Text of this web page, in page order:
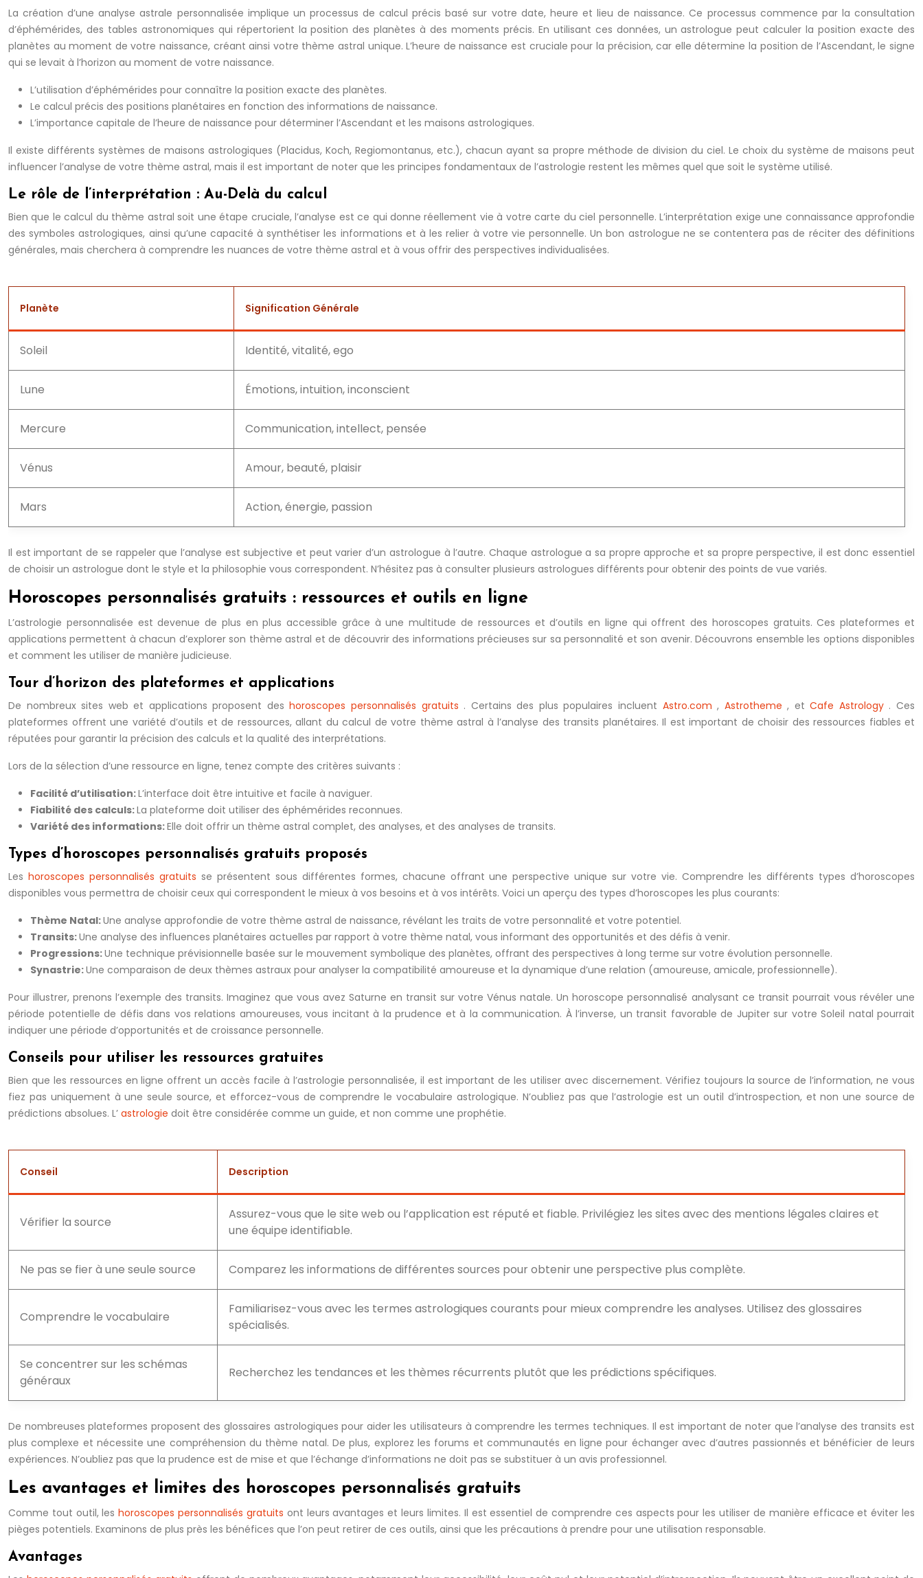
La création d’une analyse astrale personnalisée implique un processus de calcul précis basé sur votre date, heure et lieu de naissance. Ce processus commence par la consultation
d’éphémérides, des tables astronomiques qui répertorient la position des planètes à des moments précis. En utilisant ces données, un astrologue peut calculer la position exacte des
planètes au moment de votre naissance, créant ainsi votre thème astral unique. L’heure de naissance est cruciale pour la précision, car elle détermine la position de l’Ascendant, le signe
qui se levait à l’horizon au moment de votre naissance.
L’utilisation d’éphémérides pour connaître la position exacte des planètes.
Le calcul précis des positions planétaires en fonction des informations de naissance.
L’importance capitale de l’heure de naissance pour déterminer l’Ascendant et les maisons astrologiques.
Il existe différents systèmes de maisons astrologiques (Placidus, Koch, Regiomontanus, etc.), chacun ayant sa propre méthode de division du ciel. Le choix du système de maisons peut
influencer l’analyse de votre thème astral, mais il est important de noter que les principes fondamentaux de l’astrologie restent les mêmes quel que soit le système utilisé.
Le rôle de l’interprétation : Au-Delà du calcul
Bien que le calcul du thème astral soit une étape cruciale, l’analyse est ce qui donne réellement vie à votre carte du ciel personnelle. L’interprétation exige une connaissance approfondie
des symboles astrologiques, ainsi qu’une capacité à synthétiser les informations et à les relier à votre vie personnelle. Un bon astrologue ne se contentera pas de réciter des définitions
générales, mais cherchera à comprendre les nuances de votre thème astral et à vous offrir des perspectives individualisées.
Planète Signification Générale
Soleil Identité, vitalité, ego
Lune Émotions, intuition, inconscient
Mercure Communication, intellect, pensée
Vénus Amour, beauté, plaisir
Mars Action, énergie, passion
Il est important de se rappeler que l’analyse est subjective et peut varier d’un astrologue à l’autre. Chaque astrologue a sa propre approche et sa propre perspective, il est donc essentiel
de choisir un astrologue dont le style et la philosophie vous correspondent. N’hésitez pas à consulter plusieurs astrologues différents pour obtenir des points de vue variés.
Horoscopes personnalisés gratuits : ressources et outils en ligne
L’astrologie personnalisée est devenue de plus en plus accessible grâce à une multitude de ressources et d’outils en ligne qui offrent des horoscopes gratuits. Ces plateformes et
applications permettent à chacun d’explorer son thème astral et de découvrir des informations précieuses sur sa personnalité et son avenir. Découvrons ensemble les options disponibles
et comment les utiliser de manière judicieuse.
Tour d’horizon des plateformes et applications
De nombreux sites web et applications proposent deshoroscopes personnalisés gratuits . Certains des plus populaires incluent Astro.com, Astrotheme, etCafe Astrology . Ces
plateformes offrent une variété d’outils et de ressources, allant du calcul de votre thème astral à l’analyse des transits planétaires. Il est important de choisir des ressources fiables et
réputées pour garantir la précision des calculs et la qualité des interprétations.
Lors de la sélection d’une ressource en ligne, tenez compte des critères suivants :
Facilité d’utilisation:L’interface doit être intuitive et facile à naviguer.
Fiabilité des calculs:La plateforme doit utiliser des éphémérides reconnues.
Variété des informations:Elle doit offrir un thème astral complet, des analyses, et des analyses de transits.
Types d’horoscopes personnalisés gratuits proposés
Les horoscopes personnalisés gratuits se présentent sous différentes formes, chacune offrant une perspective unique sur votre vie. Comprendre les différents types d’horoscopes
disponibles vous permettra de choisir ceux qui correspondent le mieux à vos besoins et à vos intérêts. Voici un aperçu des types d’horoscopes les plus courants:
Thème Natal:Une analyse approfondie de votre thème astral de naissance, révélant les traits de votre personnalité et votre potentiel.
Transits:Une analyse des influences planétaires actuelles par rapport à votre thème natal, vous informant des opportunités et des défis à venir.
Progressions:Une technique prévisionnelle basée sur le mouvement symbolique des planètes, offrant des perspectives à long terme sur votre évolution personnelle.
Synastrie:Une comparaison de deux thèmes astraux pour analyser la compatibilité amoureuse et la dynamique d’une relation (amoureuse, amicale, professionnelle).
Pour illustrer, prenons l’exemple des transits. Imaginez que vous avez Saturne en transit sur votre Vénus natale. Un horoscope personnalisé analysant ce transit pourrait vous révéler une
période potentielle de défis dans vos relations amoureuses, vous incitant à la prudence et à la communication. À l’inverse, un transit favorable de Jupiter sur votre Soleil natal pourrait
indiquer une période d’opportunités et de croissance personnelle.
Conseils pour utiliser les ressources gratuites
Bien que les ressources en ligne offrent un accès facile à l’astrologie personnalisée, il est important de les utiliser avec discernement. Vérifiez toujours la source de l’information, ne vous
fiez pas uniquement à une seule source, et efforcez-vous de comprendre le vocabulaire astrologique. N’oubliez pas que l’astrologie est un outil d’introspection, et non une source de
prédictions absolues. L’ astrologie doit être considérée comme un guide, et non comme une prophétie.
Conseil Description
Vérifier la source
Assurez-vous que le site web ou l’application est réputé et fiable. Privilégiez les sites avec des mentions légales claires et
une équipe identifiable.
Ne pas se fier à une seule source Comparez les informations de différentes sources pour obtenir une perspective plus complète.
Comprendre le vocabulaire
Familiarisez-vous avec les termes astrologiques courants pour mieux comprendre les analyses. Utilisez des glossaires
spécialisés.
Se concentrer sur les schémas
généraux
Recherchez les tendances et les thèmes récurrents plutôt que les prédictions spécifiques.
De nombreuses plateformes proposent des glossaires astrologiques pour aider les utilisateurs à comprendre les termes techniques. Il est important de noter que l’analyse des transits est
plus complexe et nécessite une compréhension du thème natal. De plus, explorez les forums et communautés en ligne pour échanger avec d’autres passionnés et bénéficier de leurs
expériences. N’oubliez pas que la prudence est de mise et que l’échange d’informations ne doit pas se substituer à un avis professionnel.
Les avantages et limites des horoscopes personnalisés gratuits
Comme tout outil, leshoroscopes personnalisés gratuits ont leurs avantages et leurs limites. Il est essentiel de comprendre ces aspects pour les utiliser de manière efficace et éviter les
pièges potentiels. Examinons de plus près les bénéfices que l’on peut retirer de ces outils, ainsi que les précautions à prendre pour une utilisation responsable.
Avantages